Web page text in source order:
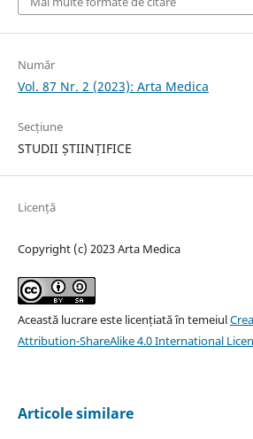
Număr
Vol. 87 Nr. 2 (2023): Arta Medica
Secțiune
STUDII ȘTIINȚIFICE
Licență
Copyright (c) 2023 Arta Medica
Această lucrare este licențiată în temeiul
Attribution-ShareAlike 4.0 International
Articole similare